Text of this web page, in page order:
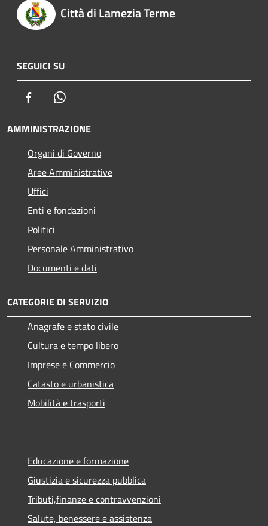
Città di Lamezia Terme
SEGUICI SU
Facebook
AMMINISTRAZIONE
Organi di Governo
Aree Amministrative
Uffici
Enti e fondazioni
Politici
Personale Amministrativo
Documenti e dati
CATEGORIE DI SERVIZIO
Anagrafe e stato civile
Cultura e tempo libero
Imprese e Commercio
Catasto e urbanistica
Mobilità e trasporti
Educazione e formazione
Giustizia e sicurezza pubblica
Tributi,finanze e contravvenzioni
Salute, benessere e assistenza